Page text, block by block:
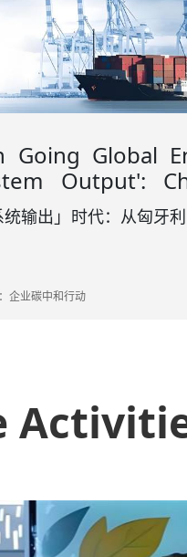
Going Global
Output':
Hungarian
Factory
输出」时代：从匈牙
企业碳中和行动